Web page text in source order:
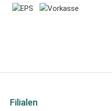
Filialen